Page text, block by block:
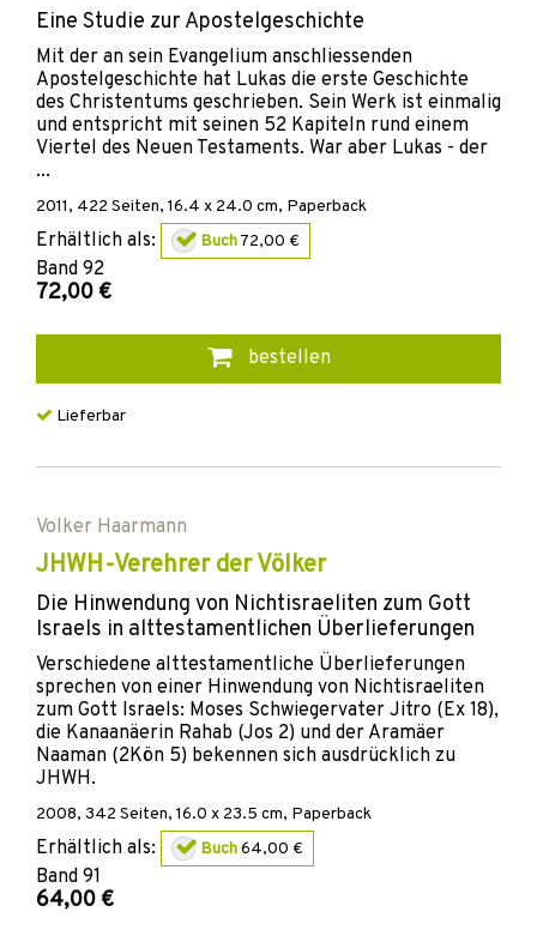
Eine Studie zur Apostelgeschichte
Mit der an sein Evangelium anschliessenden
Apostelgeschichte hat Lukas die erste Geschichte
des Christentums geschrieben. Sein Werk ist einmalig
und entspricht mit seinen 52 Kapiteln rund einem
Viertel des Neuen Testaments. War aber Lukas - der
...
2011, 422 Seiten, 16.4 x 24.0 cm, Paperback
Erhältlich als: Buch72,00 €
Band 92
72,00 €
bestellen
Lieferbar
Volker Haarmann
JHWH-Verehrer der Völker
Die Hinwendung von Nichtisraeliten zum Gott
Israels in alttestamentlichen Überlieferungen
Verschiedene alttestamentliche Überlieferungen
sprechen von einer Hinwendung von Nichtisraeliten
zum Gott Israels: Moses Schwiegervater Jitro (Ex 18),
die Kanaanäerin Rahab (Jos 2) und der Aramäer
Naaman (2Kön 5) bekennen sich ausdrücklich zu
JHWH.
2008, 342 Seiten, 16.0 x 23.5 cm, Paperback
Erhältlich als: Buch64,00 €
Band 91
64,00 €